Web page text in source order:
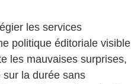
les services
politique éditoriale visible
les mauvaises surprises,
la durée sans